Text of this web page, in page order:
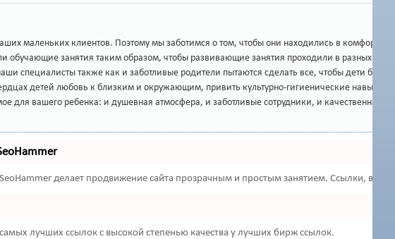
маленьких клиентов. Поэтому мы заботимся о том, чтобы они находились в
обучающие занятия таким образом, чтобы развивающие занятия проходили в разных
специалисты также как и заботливые родители пытаются сделать все, чтобы
детей любовь к близким и окружающим, привить культурно-гигиенические
для вашего ребенка: и душевная атмосфера, и заботливые сотрудники, и
SeoHammer делает продвижение сайта прозрачным и простым занятием. Ссылки,
лучших ссылок с высокой степенью качества у лучших бирж ссылок.